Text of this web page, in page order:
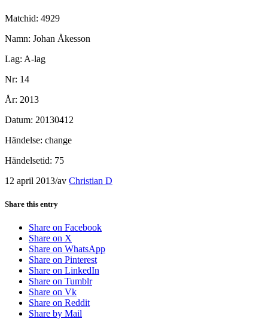
Matchid: 4929
Namn: Johan Åkesson
Lag: A-lag
Nr: 14
År: 2013
Datum: 20130412
Händelse: change
Händelsetid: 75
12 april 2013/av Christian D
Share this entry
Share on Facebook
Share on X
Share on WhatsApp
Share on Pinterest
Share on LinkedIn
Share on Tumblr
Share on Vk
Share on Reddit
Share by Mail